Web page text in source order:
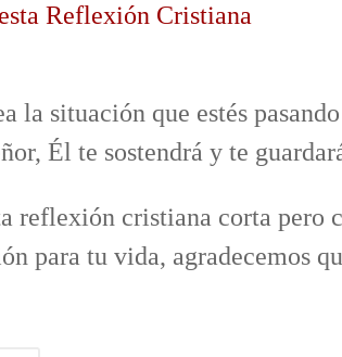
Reflexión Cristiana
la situación que estés
Él te sostendrá y te
reflexión cristiana corta pero
para tu vida, agradecemos